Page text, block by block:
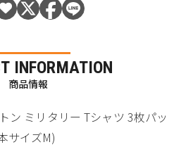
INFORMATION
商品情報
ン ミリタリー Tシャツ 3枚パッ
サイズM)